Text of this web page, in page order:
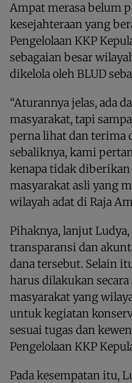
Ampat merasa belum
kesejahteraan yang
Pengelolaan KKP
sebagaian besar
dikelola oleh BLUD
“Aturannya jelas, ada
masyarakat, tapi
perna lihat dan terima
sebaliknya, kami
kenapa tidak diberikan
masyarakat asli yang
wilayah adat di Raja
Pihaknya, lanjut
transparansi dan
dana tersebut. Selain
harus dilakukan
masyarakat yang
untuk kegiatan
sesuai tugas dan
Pengelolaan KKP
Pada kesempatan itu,